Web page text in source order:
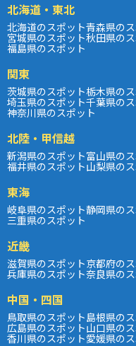
北海道・東北
北海道のスポット青森県の
宮城県のスポット秋田県の
福島県のスポット
関東
茨城県のスポット栃木県の
埼玉県のスポット千葉県の
神奈川県のスポット
北陸・甲信越
新潟県のスポット富山県の
福井県のスポット山梨県の
東海
岐阜県のスポット静岡県の
三重県のスポット
近畿
滋賀県のスポット京都府の
兵庫県のスポット奈良県の
中国・四国
鳥取県のスポット島根県の
広島県のスポット山口県の
香川県のスポット愛媛県の